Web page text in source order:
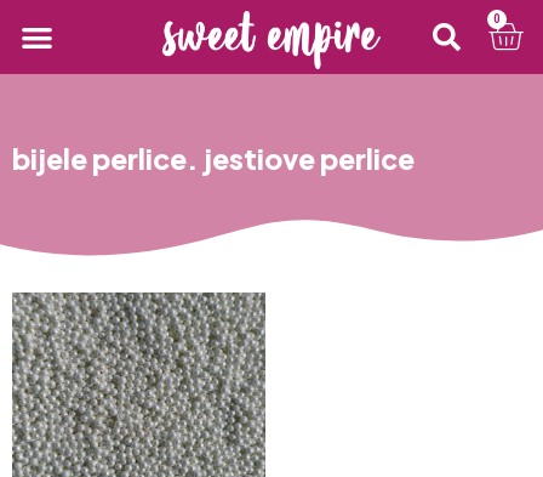
0
bijele perlice. jestiove perlice